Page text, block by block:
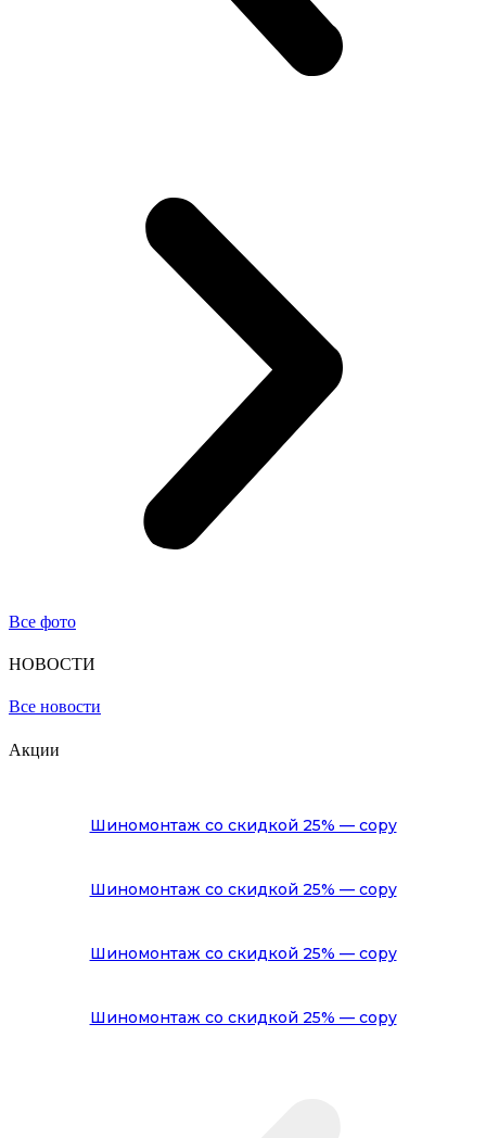
Замена прокладки поддона двигателя автомобиля Volvo
Замена приводного ремня автомобиля Volvo
Диагностика полного привода автомобиля Вольво
Диагностика и ремонт электрики автомобиля Volvo
Диагностика авто Вольво перед покупкой
Замена радиатора кондиционера автомобиля Volvo
Замена радиатора ДВС автомобиля Volvo
Промывка радиатора с разбором автомобиля Volvo
Замена рулевых реек автомобиля Volvo
Сход-развал автомобиля Volvo
Ремонт задних редукторов автомобиля Volvo
Ремонт АКПП автомобиля Volvo
Замена масляного насоса автомобиля Volvo
Замена масла коробки робот автомобиля Volvo
Замена масла и масляного фильтра автомобиля Volvo
Замена масла в раздаточной коробке автомобиля Volvo
Замена масла в коробке Powershift автомобиля Volvo
Все фото
НОВОСТИ
Все новости
Акции
Шиномонтаж со скидкой 25% — copy
Шиномонтаж со скидкой 25% — copy
Шиномонтаж со скидкой 25% — copy
Шиномонтаж со скидкой 25% — copy